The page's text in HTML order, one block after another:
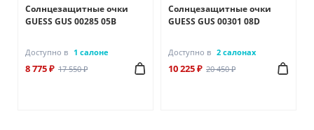
Солнцезащитные очки
GUESS GUS 00285 05B
Доступно в 1 салоне
8 775 ₽ 17 550 ₽
Солнцезащитные очки
GUESS GUS 00301 08D
Доступно в 2 салонах
10 225 ₽ 20 450 ₽